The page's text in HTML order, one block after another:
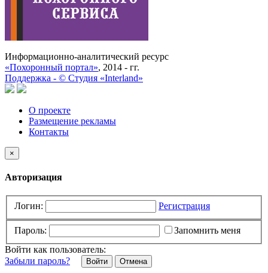
Информационно-аналитический ресурс
«Похоронный портал», 2014 - гг.
Поддержка - © Cтудия «Interland»
О проекте
Размещение рекламы
Контакты
×
Авторизация
Логин: Регистрация
Пароль:
Запомнить меня
Войти как пользователь:
Забыли пароль?
Отмена